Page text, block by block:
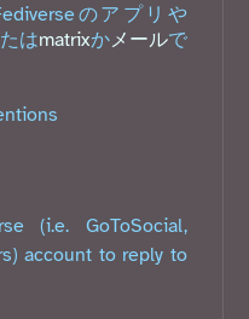
のアプリや
はmatrixかメールで
(i.e. GoToSocial,
account to reply to